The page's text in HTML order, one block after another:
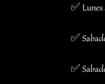
✅ Lunes
✅
✅